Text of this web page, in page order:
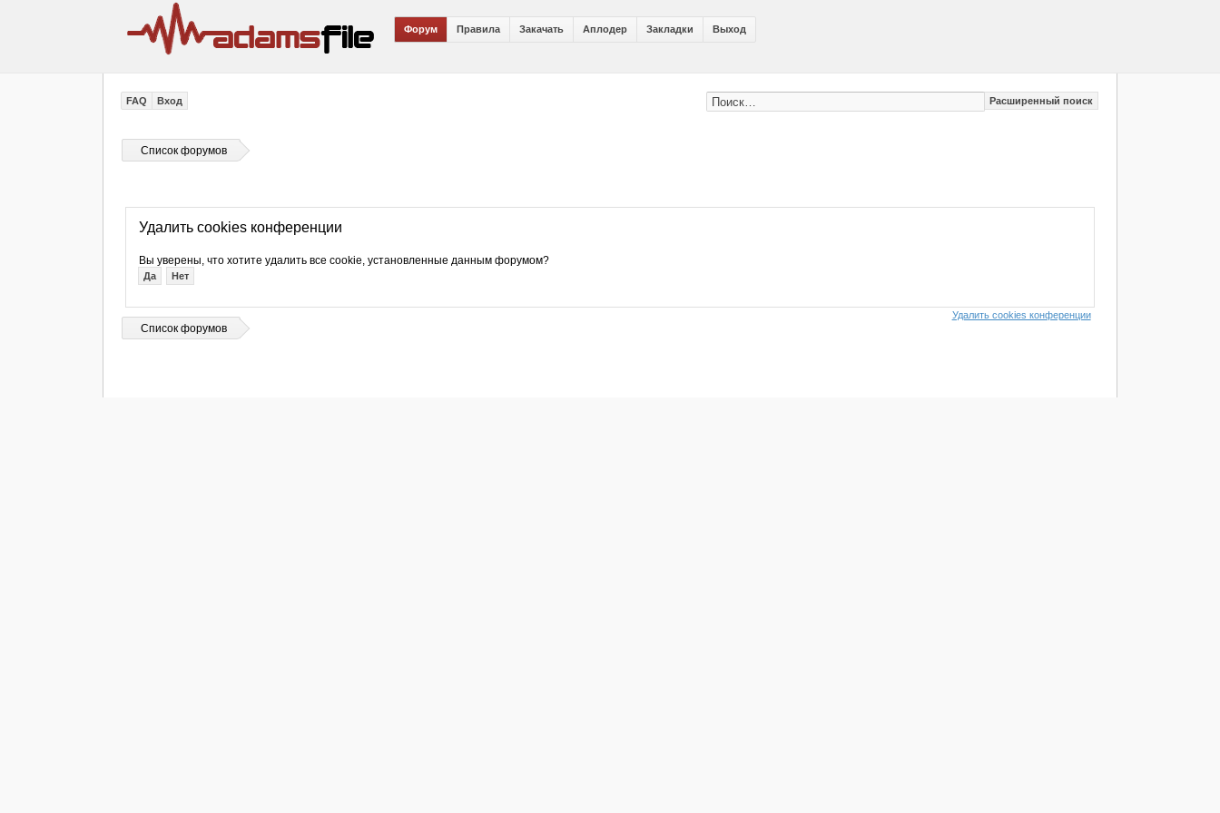
Форум Правила Закачать Аплодер Закладки Выход
FAQ Вход Расширенный поиск
Список форумов
Удалить cookies конференции
Вы уверены, что хотите удалить все cookie, установленные данным форумом?
Удалить cookies конференции
Список форумов